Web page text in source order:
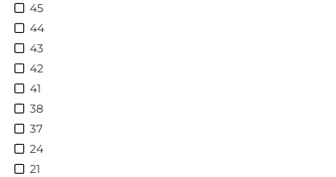
45
44
43
42
41
38
37
24
21